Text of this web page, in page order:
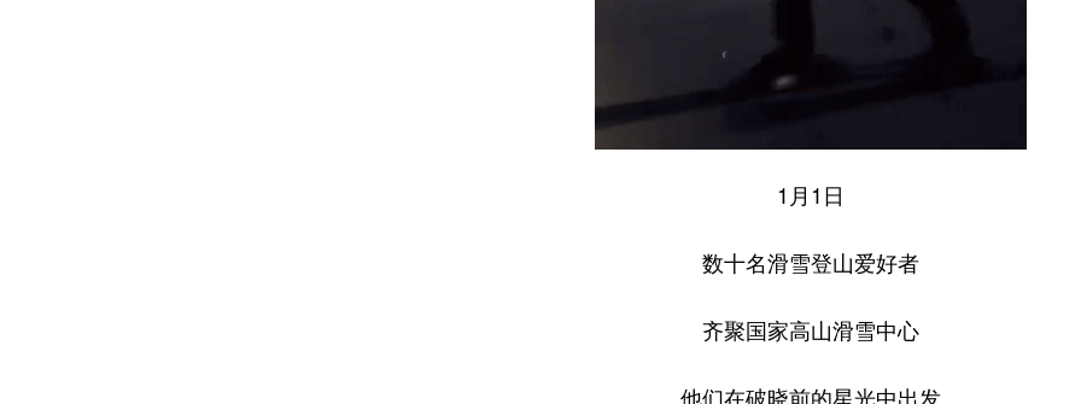
1月1日
数十名滑雪登山爱好者
齐聚国家高山滑雪中心
他们在破晓前的星光中出发